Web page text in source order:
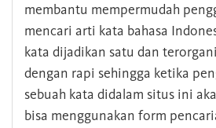
membantu mempermudah
mencari arti kata bahasa
kata dijadikan satu dan
dengan rapi sehingga ketika
sebuah kata didalam situs ini
bisa menggunakan form